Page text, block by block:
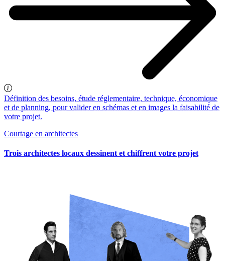
Définition des besoins, étude réglementaire, technique, économique
et de planning, pour valider en schémas et en images la faisabilité de
votre projet.
Courtage en architectes
Trois architectes locaux dessinent et chiffrent votre projet